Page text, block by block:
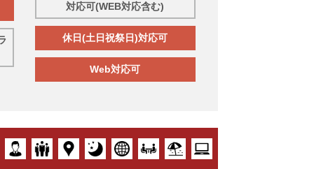
対応可(WEB対応含む)
休日(土日祝祭日)対応可
Web対応可